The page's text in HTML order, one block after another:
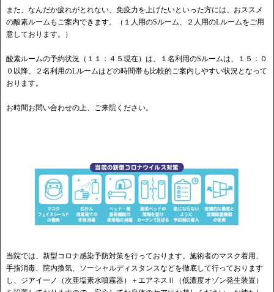
また、なんだか疲れがとれない、免疫力を上げたいといった方には、おススメ
の酸素ルームもご案内できます。（１人用のSルーム、２人用のLルームをご用
意しております。）
酸素ルームの予約状況（１１：４５現在）は、１名利用のSルームは、１５：０
０以降、２名利用のLルームはどの時間帯も比較的ご案内しやすい状況となって
おります。
お時間お問い合わせの上、ご来院ください。
当院では、新型コロナ感染予防対策を行っております。施術者のマスク着用、
手指消毒、院内換気、ソーシャルディスタンスなどを徹底して行っております
し、ジアイーノ（次亜塩素水噴霧器）＋エアネスⅡ（低濃度オゾン発生装置）